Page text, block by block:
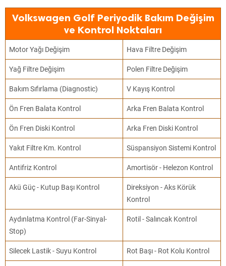
Volkswagen Golf Periyodik Bakım Değişim
ve Kontrol Noktaları
Motor Yağı Değişim Hava Filtre Değişim
Yağ Filtre Değişim Polen Filtre Değişim
Bakım Sıfırlama (Diagnostic) V Kayış Kontrol
Ön Fren Balata Kontrol Arka Fren Balata Kontrol
Ön Fren Diski Kontrol Arka Fren Diski Kontrol
Yakıt Filtre Km. Kontrol Süspansiyon Sistemi Kontrol
Antifriz Kontrol Amortisör - Helezon Kontrol
Akü Güç - Kutup Başı Kontrol
Direksiyon - Aks Körük
Kontrol
Aydınlatma Kontrol (Far-Sinyal-
Stop)
Rotil - Salıncak Kontrol
Silecek Lastik - Suyu Kontrol Rot Başı - Rot Kolu Kontrol